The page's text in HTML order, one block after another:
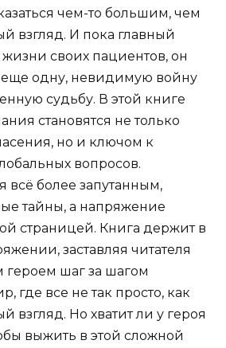
чем-то большим, чем
взгляд. И пока главный
жизни своих пациентов, он
одну, невидимую войну
судьбу. В этой книге
становятся не только
но и ключом к
вопросов.
всё более запутанным,
тайны, а напряжение
страницей. Книга держит в
заставляя читателя
героем шаг за шагом
где все не так просто, как
взгляд. Но хватит ли у героя
выжить в этой сложной